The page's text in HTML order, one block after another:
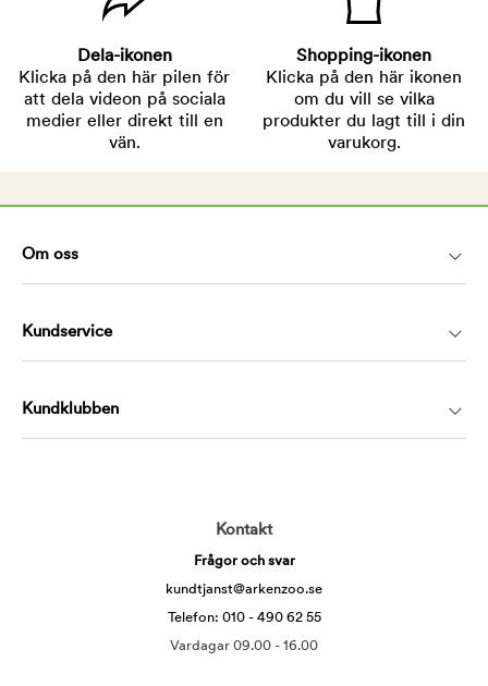
Dela-ikonen
Klicka på den här pilen för
att dela videon på sociala
medier eller direkt till en
vän.
Shopping-ikonen
Klicka på den här ikonen
om du vill se vilka
produkter du lagt till i din
varukorg.
Om oss
Kundservice
Kundklubben
Kontakt
Frågor och svar
kundtjanst@arkenzoo.se
Telefon: 010 - 490 62 55
Vardagar 09.00 - 16.00